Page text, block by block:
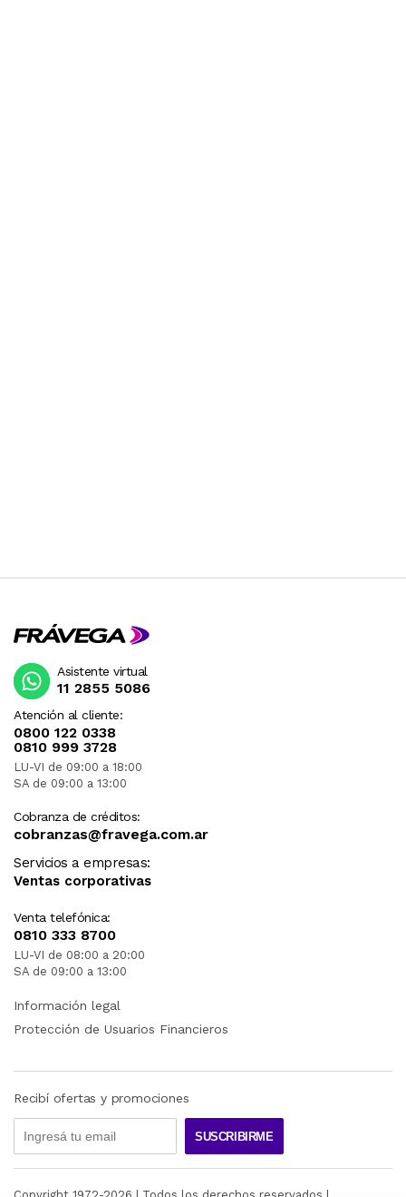
Atención al cliente:
0800 122 0338
0810 999 3728
LU-VI de 09:00 a 18:00
SA de 09:00 a 13:00
Cobranza de créditos:
cobranzas@fravega.com.ar
Servicios a empresas:
Ventas corporativas
Venta telefónica:
0810 333 8700
LU-VI de 08:00 a 20:00
SA de 09:00 a 13:00
Asistente virtual
11 2855 5086
Información legal
Protección de Usuarios Financieros
Recibí ofertas y promociones
SUSCRIBIRME